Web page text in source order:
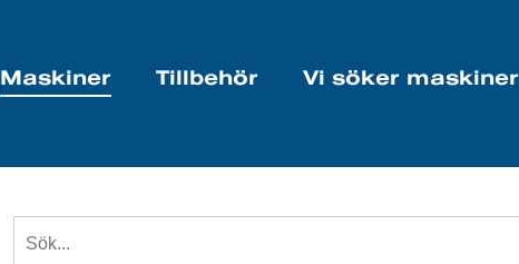
Maskiner Tillbehör Vi söker maskiner